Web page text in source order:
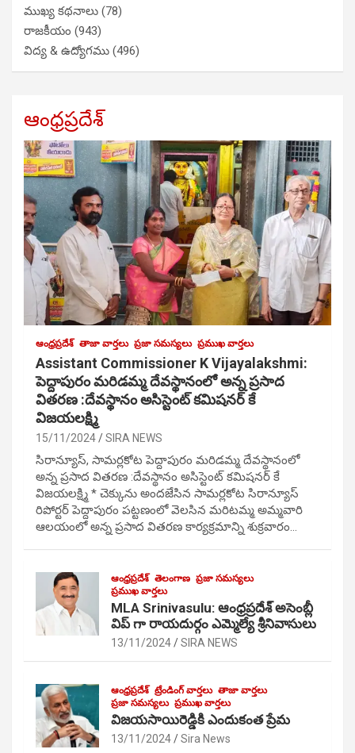
ముఖ్య కథనాలు (78)
రాజకీయం (943)
విద్య & ఉద్యోగము (496)
ఆంధ్రప్రదేశ్
ఆంధ్రప్రదేశ్ తాజా వార్తలు ప్రజా సమస్యలు ప్రముఖ వార్తలు
Assistant Commissioner K Vijayalakshmi:
పెద్దాపురం మరిడమ్మ దేవస్థానంలో అన్న ప్రసాద
వితరణ :దేవస్థానం అసిస్టెంట్ కమిషనర్ కే
విజయలక్ష్మి
15/11/2024 SIRA NEWS
సిరాన్యూస్, సామర్లకోట పెద్దాపురం మరిడమ్మ దేవస్థానంలో
అన్న ప్రసాద వితరణ :దేవస్థానం అసిస్టెంట్ కమిషనర్ కే
విజయలక్ష్మి * చెక్కును అందజేసిన సామర్లకోట సిరాన్యూస్
రిపోర్టర్ పెద్దాపురం పట్టణంలో వెలసిన మరిటమ్మ అమ్మవారి
ఆలయంలో అన్న ప్రసాద వితరణ కార్యక్రమాన్ని శుక్రవారం…
ఆంధ్రప్రదేశ్ తెలంగాణ ప్రజా సమస్యలు
ప్రముఖ వార్తలు
MLA Srinivasulu: ఆంధ్రప్రదేశ్ అసెంబ్లీ
విప్ గా రాయదుర్గం ఎమ్మెల్యే శ్రీనివాసులు
13/11/2024 SIRA NEWS
ఆంధ్రప్రదేశ్ ట్రేండింగ్ వార్తలు తాజా వార్తలు
ప్రజా సమస్యలు ప్రముఖ వార్తలు
విజయసాయిరెడ్డికి ఎందుకంత ప్రేమ
13/11/2024 Sira News